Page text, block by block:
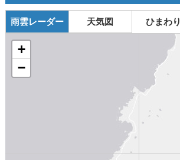
雨雲レーダー 天気図 ひまわり
+
−